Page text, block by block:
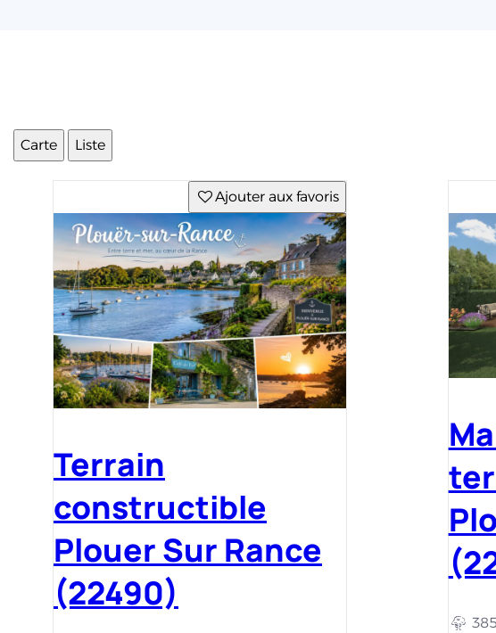
Carte Liste
Ajouter aux favoris
Terrain
constructible
Plouer Sur Rance
(22490)